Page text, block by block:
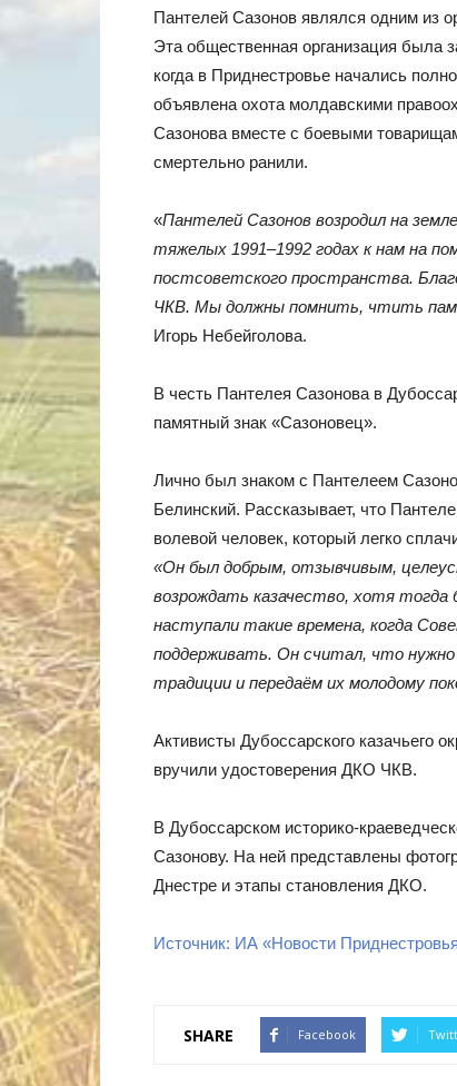
Пантелей Сазонов являлся одним из
Эта общественная организация была
когда в Приднестровье начались
объявлена охота молдавскими
Сазонова вместе с боевыми
смертельно ранили.
«Пантелей Сазонов возродил на
тяжелых 1991–1992 годах к нам на
постсоветского пространства.
ЧКВ. Мы должны помнить, чтить
Игорь Небейголова.
В честь Пантелея Сазонова в
памятный знак «Сазоновец».
Лично был знаком с Пантелеем
Белинский. Рассказывает, что
волевой человек, который легко
«Он был добрым, отзывчивым,
возрождать казачество, хотя
наступали такие времена, когда
поддерживать. Он считал, что
традиции и передаём их молодому
Активисты Дубоссарского казачьего
вручили удостоверения ДКО ЧКВ.
В Дубоссарском историко-
Сазонову. На ней представлены
Днестре и этапы становления ДКО.
Источник: ИА «Новости
SHARE Facebook